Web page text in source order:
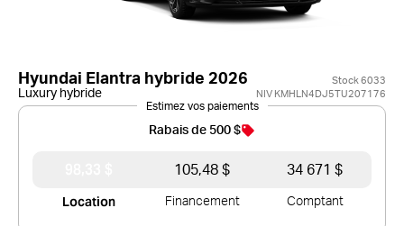
Hyundai Elantra hybride 2026 Stock 6033
Luxury hybride NIV KMHLN4DJ5TU207176
Estimez vos paiements
Rabais de 500 $
105,48 $ 34 671 $
Location Financement Comptant